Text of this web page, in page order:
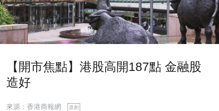
【開市焦點】港股高開187點 金融股
造好
來源：香港商報網 原創